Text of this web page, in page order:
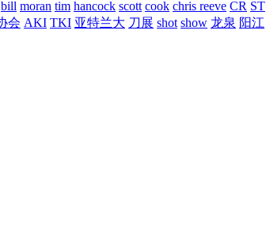
bill moran tim hancock scott cook chris reeve CR ST
会 AKI TKI 亚特兰大 刀展 shot show 龙泉 阳江